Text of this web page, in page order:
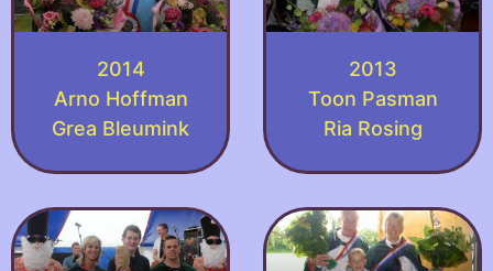
2014
Arno Hoffman
Grea Bleumink
2013
Toon Pasman
Ria Rosing